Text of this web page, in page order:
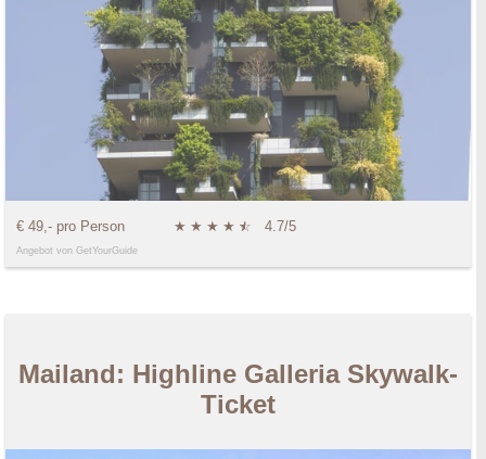
€ 49,- pro Person ★ ★ ★ ★ ★
☆ 4.7/5
Angebot von GetYourGuide
Mailand: Highline Galleria Skywalk-
Ticket